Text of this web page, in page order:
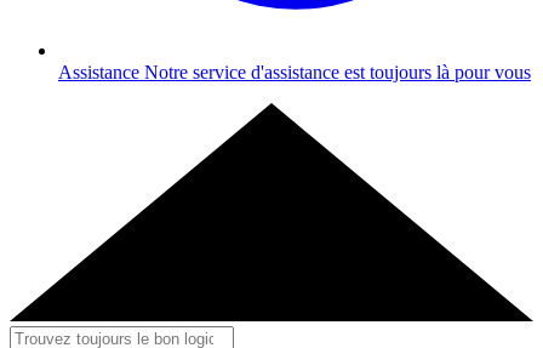
Assistance Notre service d'assistance est toujours là pour vous